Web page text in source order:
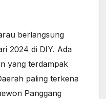
berlangsung
2024 di DIY. Ada
yang terdampak
paling terkena
Panggang